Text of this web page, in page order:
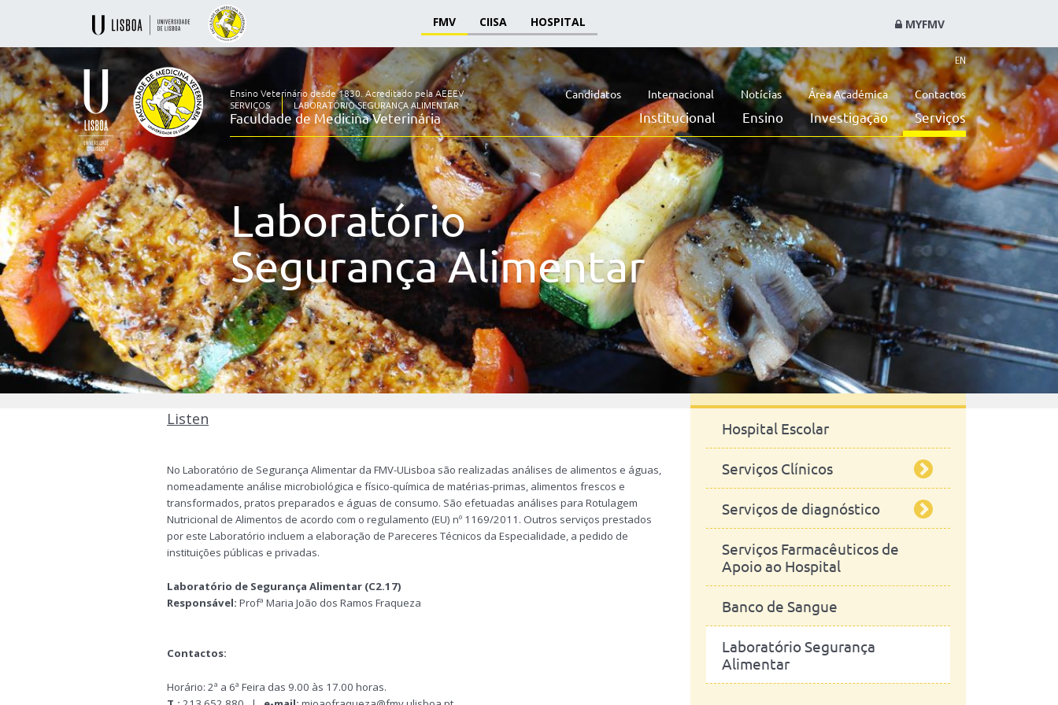
FMV CIISA HOSPITAL MYFMV
Ensino
Veterinário
desde
1830
-
Faculdade
de
Medicina
Veterinária
EN
Ensino Veterinário desde 1830. Acreditado pela AEEEV
Faculdade de Medicina Veterinária
Candidatos Internacional Notícias Área Académica Contactos
Institucional Ensino Investigação Serviços
SERVIÇOS LABORATÓRIO SEGURANÇA ALIMENTAR
Laboratório
Segurança Alimentar
Listen
de
Segurança
Alimentar
No Laboratório de Segurança Alimentar da FMV-ULisboa são realizadas análises de alimentos e águas,
nomeadamente análise microbiológica e físico-química de matérias-primas, alimentos frescos e
transformados, pratos preparados e águas de consumo. São efetuadas análises para Rotulagem
Nutricional de Alimentos de acordo com o regulamento (EU) nº 1169/2011. Outros serviços prestados
por este Laboratório incluem a elaboração de Pareceres Técnicos da Especialidade, a pedido de
instituições públicas e privadas.
Laboratório de Segurança Alimentar (C2.17)
Responsável: Profª Maria João dos Ramos Fraqueza
Contactos:
Horário: 2ª a 6ª Feira das 9.00 às 17.00 horas.
Serviços
Hospital Escolar
Serviços Clínicos
Unidade de Animais de
Companhia
Unidade de Espécies
Pecuárias do Hospital Escolar
Unidade de Equinos do
Hospital Escolar
Serviços de diagnóstico
Laboratório de Parasitologia
Laboratório de Farmacologia
e Toxicologia
Análises Clínicas
Laboratório de Anatomia
Serviços Farmacêuticos de
Apoio ao Hospital
Banco de Sangue
Laboratório Segurança
Alimentar